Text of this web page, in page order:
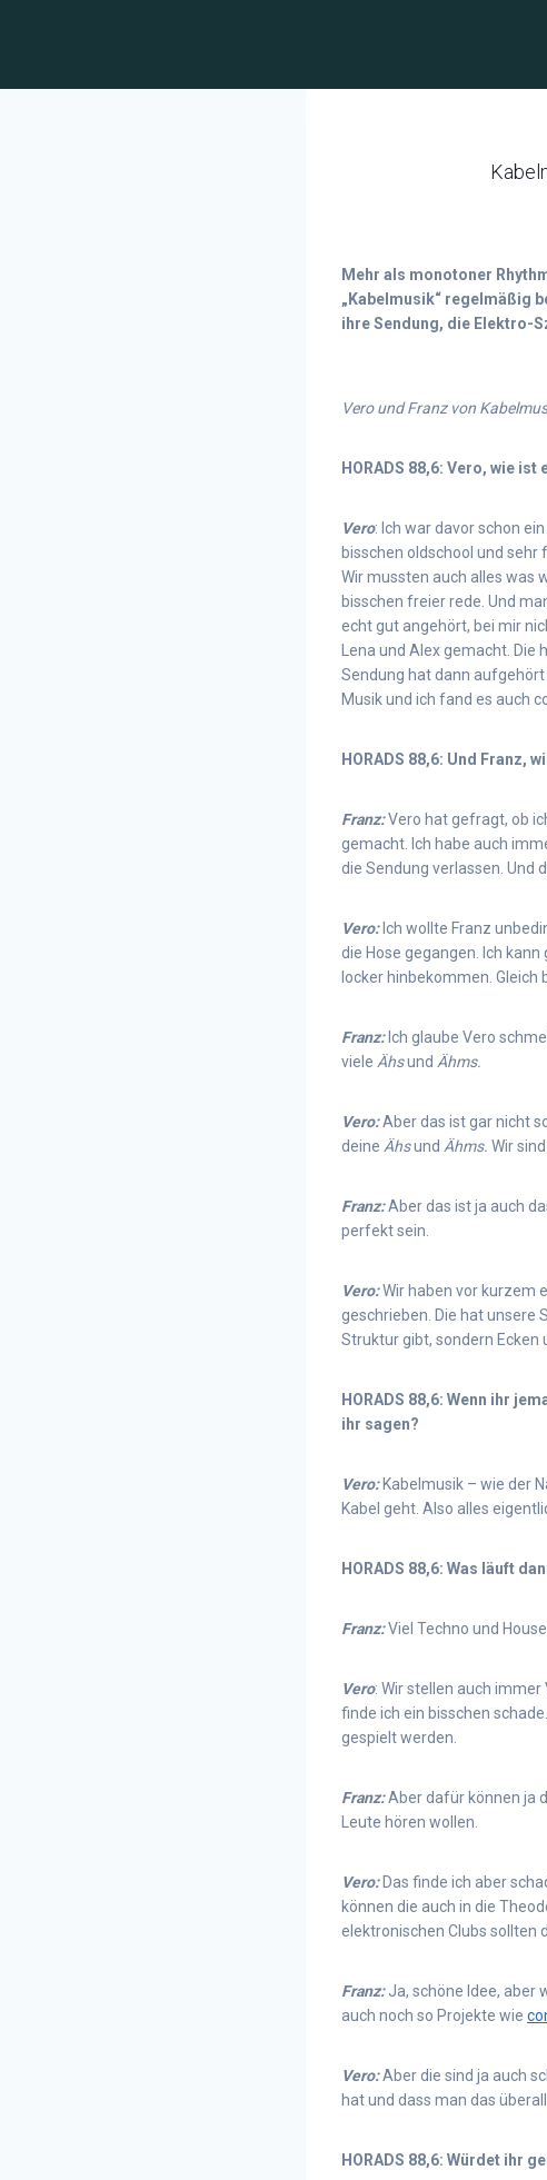
Mehr als monotoner
„Kabelmusik“ regelmäßig
ihre Sendung, die Elektro-
Vero und Franz von
HORADS 88,6: Vero, wie
Vero: Ich war davor schon
bisschen oldschool und
Wir mussten auch alles was
bisschen freier rede. Und
echt gut angehört, bei mir
Lena und Alex gemacht.
Sendung hat dann
Musik und ich fand es auch
HORADS 88,6: Und Franz,
Franz:Vero hat gefragt, ob
gemacht. Ich habe auch
die Sendung verlassen. Und
Vero:Ich wollte Franz
die Hose gegangen. Ich
locker hinbekommen. Gleich
Franz:Ich glaube Vero
viele Ähsund Ähms.
Vero:Aber das ist gar nicht
deine Ähsund Ähms. Wir
Franz:Aber das ist ja auch
perfekt sein.
Vero:Wir haben vor kurzem
geschrieben. Die hat unsere
Struktur gibt, sondern Ecken
HORADS 88,6: Wenn ihr
ihr sagen?
Vero:Kabelmusik – wie der
Kabel geht. Also alles
HORADS 88,6: Was läuft
Franz:Viel Techno und House.
Vero: Wir stellen auch
finde ich ein bisschen
gespielt werden.
Franz:Aber dafür können ja
Leute hören wollen.
Vero:Das finde ich aber
können die auch in die
elektronischen Clubs sollten
Franz:Ja, schöne Idee, aber
auch noch so Projekte wie
Vero:Aber die sind ja auch
hat und dass man das
HORADS 88,6: Würdet ihr